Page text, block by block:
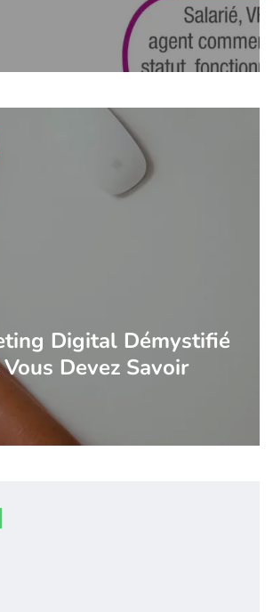
Digital Démystifié
Devez Savoir